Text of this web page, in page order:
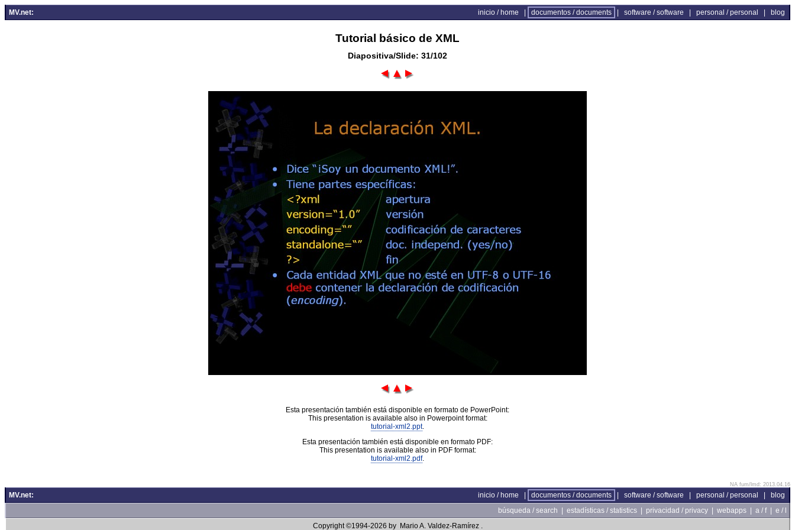
MV.net: inicio / home documentos / documents software / software personal / personal blog
Tutorial básico de XML
Diapositiva/Slide: 31/102
Esta presentación también está disponible en formato de PowerPoint:
This presentation is available also in Powerpoint format:
tutorial-xml2.ppt.
Esta presentación también está disponible en formato PDF:
This presentation is available also in PDF format:
tutorial-xml2.pdf.
NA fum/lmd: 2013.04.16
MV.net: inicio / home documentos / documents software / software personal / personal
blog
búsqueda / search
estadísticas / statistics privacidad / privacy webapps a / f
e / l
Copyright ©1994-2026 by Mario A. Valdez-Ramírez .